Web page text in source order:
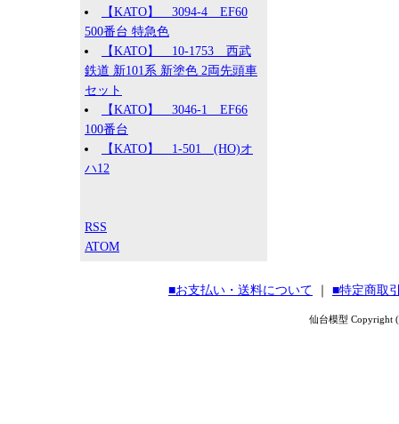
【KATO】 3094-4 EF60
500番台 特急色
【KATO】 10-1753 西武
鉄道 新101系 新塗色 2両先頭車
セット
【KATO】 3046-1 EF66
100番台
【KATO】 1-501 (HO)オ
ハ12
RSS
ATOM
■お支払い・送料について ■特定商取
仙台模型 Copyright